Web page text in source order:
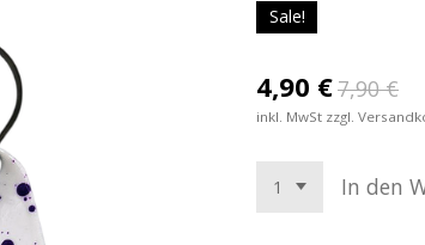
Sale!
4,90 €7,90 €
inkl. MwSt zzgl.
In den